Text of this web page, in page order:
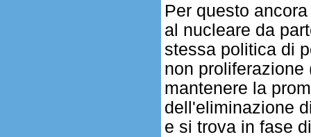
Per questo
al nucleare da
stessa politica di
non proliferazione
mantenere la
dell'eliminazione
e si trova in fase